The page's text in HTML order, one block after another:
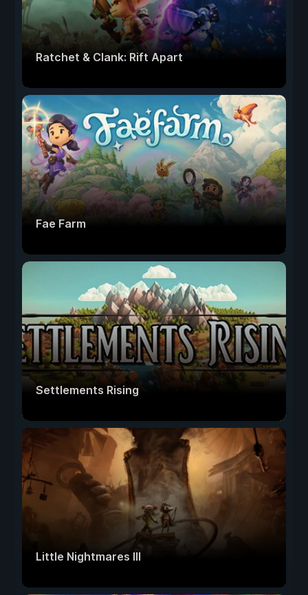
Ratchet & Clank: Rift Apart
Fae Farm
Settlements Rising
Little Nightmares III